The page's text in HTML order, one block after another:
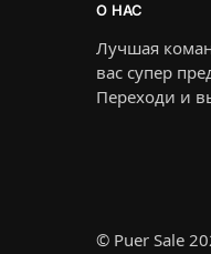
О НАС
Лучшая
вас супер
Переходи и
© Puer Sale